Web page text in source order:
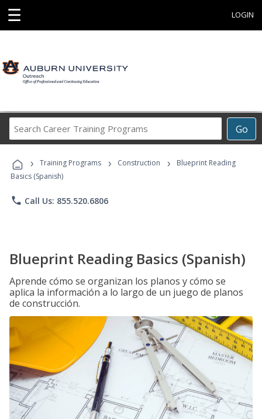
☰ LOGIN
Go
Career
Programs
› Training Programs › Construction ›
Blueprint Reading
Basics (Spanish)
phone Call Us: 855.520.6806
Blueprint Reading Basics (Spanish)
Aprende cómo se organizan los planos y cómo se
aplica la información a lo largo de un juego de planos
de construcción.